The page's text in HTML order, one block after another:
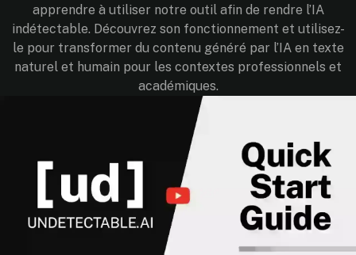
apprendre à utiliser notre outil afin de rendre l’IA
indétectable. Découvrez son fonctionnement et utilisez-
le pour transformer du contenu généré par l’IA en texte
naturel et humain pour les contextes professionnels et
académiques.